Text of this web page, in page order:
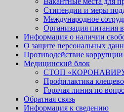
Стипендии и меры
Международное
Организация питания
Информация о наличии
О защите персональных
Противодействие коррупции
Медицинский блок
СТОП
Профилактика
Горячая линия по
Обратная связь
Информация к сведению